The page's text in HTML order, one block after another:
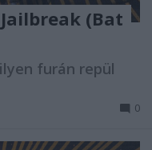
(Bat
furán repül
0